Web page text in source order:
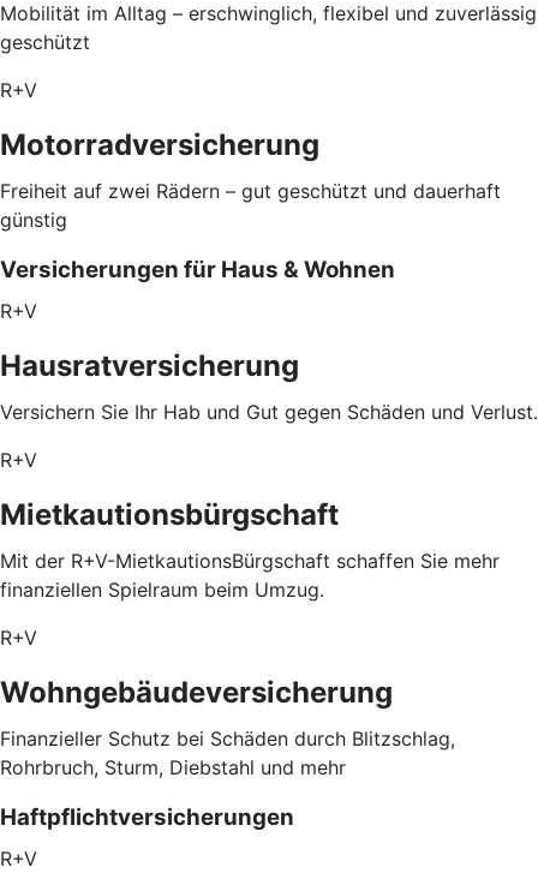
Mobilität im Alltag – erschwinglich, flexibel und zuverlässig
geschützt
R+V
Motorradversicherung
Freiheit auf zwei Rädern – gut geschützt und dauerhaft
günstig
Versicherungen für Haus & Wohnen
R+V
Hausratversicherung
Versichern Sie Ihr Hab und Gut gegen Schäden und Verlust.
R+V
Mietkautionsbürgschaft
Mit der R+V-MietkautionsBürgschaft schaffen Sie mehr
finanziellen Spielraum beim Umzug.
R+V
Wohngebäudeversicherung
Finanzieller Schutz bei Schäden durch Blitzschlag,
Rohrbruch, Sturm, Diebstahl und mehr
Haftpflichtversicherungen
R+V